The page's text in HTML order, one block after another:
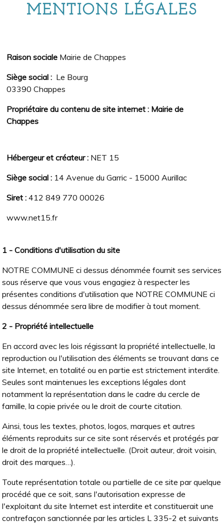
MENTIONS LÉGALES
Raison sociale Mairie de Chappes
Siège social : Le Bourg
03390 Chappes
Propriétaire du contenu de site internet : Mairie de
Chappes
Hébergeur et créateur: NET 15
Siège social : 14 Avenue du Garric - 15000 Aurillac
Siret : 412 849 770 00026
www.net15.fr
1 - Conditions d'utilisation du site
NOTRE COMMUNE ci dessus dénommée fournit ses services
sous réserve que vous vous engagiez à respecter les
présentes conditions d'utilisation que NOTRE COMMUNE ci
dessus dénommée sera libre de modifier à tout moment.
2 - Propriété intellectuelle
En accord avec les lois régissant la propriété intellectuelle, la
reproduction ou l'utilisation des éléments se trouvant dans ce
site Internet, en totalité ou en partie est strictement interdite.
Seules sont maintenues les exceptions légales dont
notamment la représentation dans le cadre du cercle de
famille, la copie privée ou le droit de courte citation.
Ainsi, tous les textes, photos, logos, marques et autres
éléments reproduits sur ce site sont réservés et protégés par
le droit de la propriété intellectuelle. (Droit auteur, droit voisin,
droit des marques…).
Toute représentation totale ou partielle de ce site par quelque
procédé que ce soit, sans l'autorisation expresse de
l'exploitant du site Internet est interdite et constituerait une
contrefaçon sanctionnée par les articles L 335-2 et suivants